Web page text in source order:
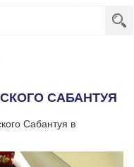
САБАНТУЯ
Сабантуя в